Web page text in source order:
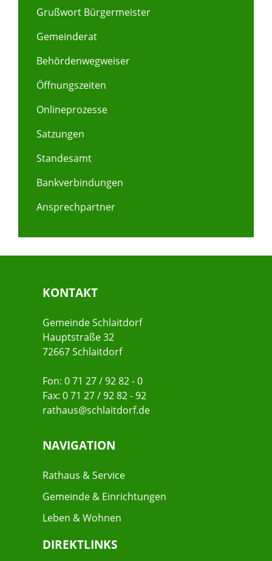
Grußwort Bürgermeister
Gemeinderat
Behördenwegweiser
Öffnungszeiten
Onlineprozesse
Satzungen
Standesamt
Bankverbindungen
Ansprechpartner
KONTAKT
Gemeinde Schlaitdorf
Hauptstraße 32
72667 Schlaitdorf
Fon: 0 71 27 / 92 82 - 0
Fax: 0 71 27 / 92 82 - 92
rathaus@schlaitdorf.de
NAVIGATION
Rathaus & Service
Gemeinde & Einrichtungen
Leben & Wohnen
DIREKTLINKS